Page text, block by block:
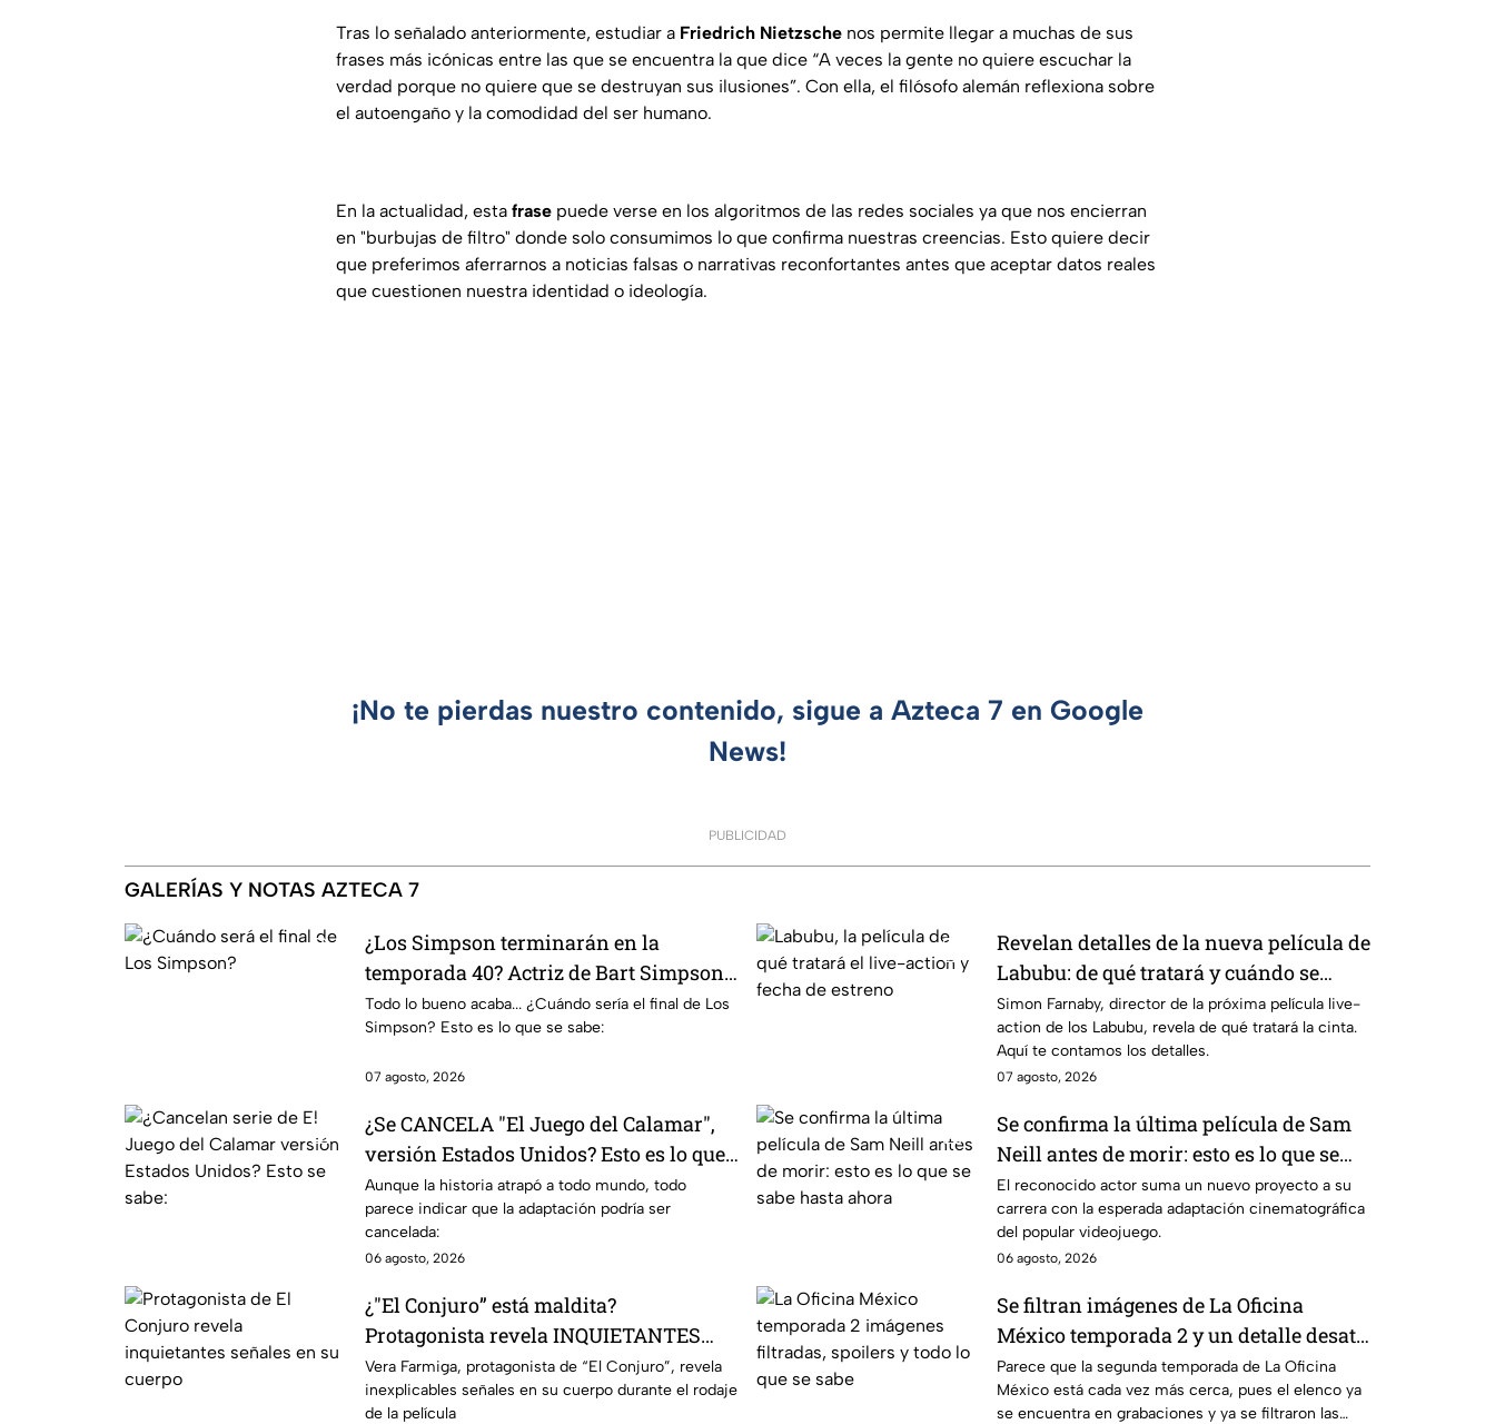
Tras lo señalado anteriormente, estudiar a Friedrich Nietzsche nos permite llegar a muchas de sus
frases más icónicas entre las que se encuentra la que dice “A veces la gente no quiere escuchar la
verdad porque no quiere que se destruyan sus ilusiones”. Con ella, el filósofo alemán reflexiona sobre
el autoengaño y la comodidad del ser humano.
En la actualidad, esta frase puede verse en los algoritmos de las redes sociales ya que nos encierran
en "burbujas de filtro" donde solo consumimos lo que confirma nuestras creencias. Esto quiere decir
que preferimos aferrarnos a noticias falsas o narrativas reconfortantes antes que aceptar datos reales
que cuestionen nuestra identidad o ideología.
¡No te pierdas nuestro contenido, sigue a Azteca 7 en Google
News!
PUBLICIDAD
GALERÍAS Y NOTAS AZTECA 7
¿Los Simpson terminarán en la
temporada 40? Actriz de Bart Simpson
da IMPACTANTE declaración
Todo lo bueno acaba... ¿Cuándo sería el final de Los
Simpson? Esto es lo que se sabe:
07 agosto, 2026
Revelan detalles de la nueva película de
Labubu: de qué tratará y cuándo se
estrena
Simon Farnaby, director de la próxima película live-
action de los Labubu, revela de qué tratará la cinta.
Aquí te contamos los detalles.
07 agosto, 2026
¿Se CANCELA "El Juego del Calamar",
versión Estados Unidos? Esto es lo que
se sabe al momento
Aunque la historia atrapó a todo mundo, todo
parece indicar que la adaptación podría ser
cancelada:
06 agosto, 2026
Se confirma la última película de Sam
Neill antes de morir: esto es lo que se
sabe hasta ahora
El reconocido actor suma un nuevo proyecto a su
carrera con la esperada adaptación cinematográfica
del popular videojuego.
06 agosto, 2026
¿"El Conjuro” está maldita?
Protagonista revela INQUIETANTES
señales en su cuerpo durante la
grabación de la película
Vera Farmiga, protagonista de “El Conjuro”, revela
inexplicables señales en su cuerpo durante el rodaje
de la película
Se filtran imágenes de La Oficina
México temporada 2 y un detalle desata
teorías entre los fans
Parece que la segunda temporada de La Oficina
México está cada vez más cerca, pues el elenco ya
se encuentra en grabaciones y ya se filtraron las